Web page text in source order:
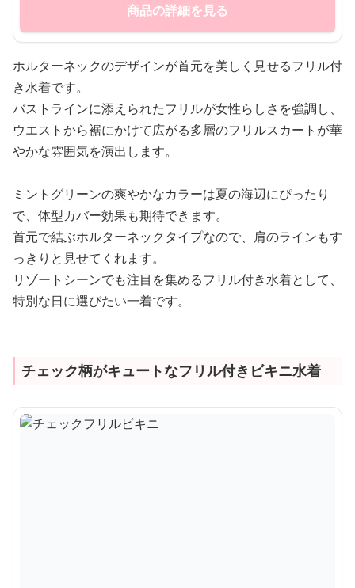
商品の詳細を見る
ホルターネックのデザインが首元を美しく見せるフリル付
き水着です。
バストラインに添えられたフリルが女性らしさを強調し、
ウエストから裾にかけて広がる多層のフリルスカートが華
やかな雰囲気を演出します。
ミントグリーンの爽やかなカラーは夏の海辺にぴったり
で、体型カバー効果も期待できます。
首元で結ぶホルターネックタイプなので、肩のラインもす
っきりと見せてくれます。
リゾートシーンでも注目を集めるフリル付き水着として、
特別な日に選びたい一着です。
チェック柄がキュートなフリル付きビキニ水着